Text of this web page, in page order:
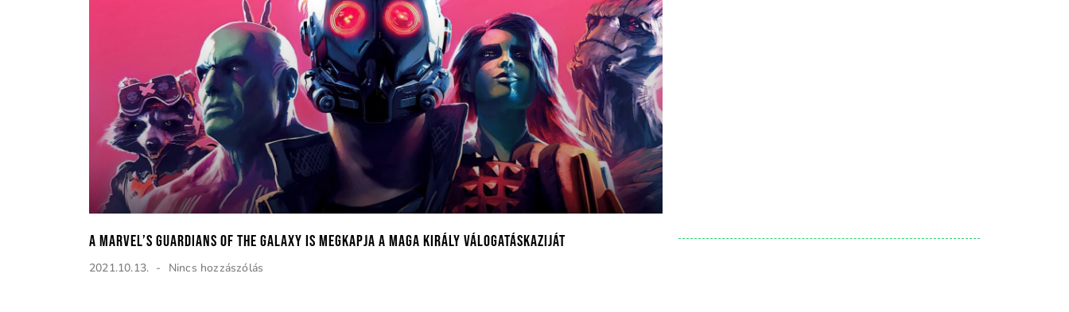
A Marvel’s Guardians of the Galaxy is megkapja a maga Király Válogatáskaziját
2021.10.13. Nincs hozzászólás